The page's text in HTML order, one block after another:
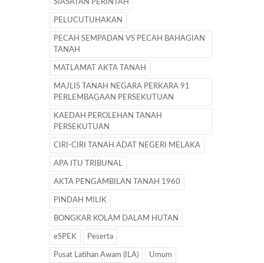
SIASATAN PERINTAH
PELUCUTUHAKAN
PECAH SEMPADAN VS PECAH BAHAGIAN
TANAH
MATLAMAT AKTA TANAH
MAJLIS TANAH NEGARA PERKARA 91
PERLEMBAGAAN PERSEKUTUAN
KAEDAH PEROLEHAN TANAH
PERSEKUTUAN
CIRI-CIRI TANAH ADAT NEGERI MELAKA
APA ITU TRIBUNAL
AKTA PENGAMBILAN TANAH 1960
PINDAH MILIK
BONGKAR KOLAM DALAM HUTAN
eSPEK Peserta
Pusat Latihan Awam (ILA) Umum